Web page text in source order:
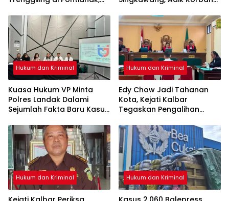
Kuku
Hukum dan Kriminal
Kuasa Hukum VP Minta
Polres Landak Dalami
Sejumlah Fakta Baru Kasus
Hukum dan Kriminal
Edy Chow Jadi Tahanan
Kota, Kejati Kalbar
Tegaskan Pengalihan
Hakim
Hukum dan Kriminal Hukum dan Kriminal